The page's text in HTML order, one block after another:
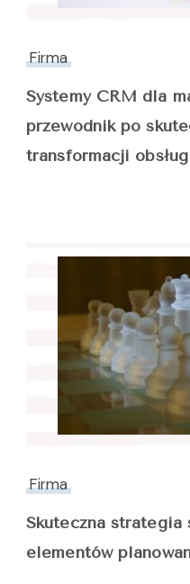
Firma
Systemy CRM dla
przewodnik po
transformacji
Firma
Skuteczna strategia
elementów